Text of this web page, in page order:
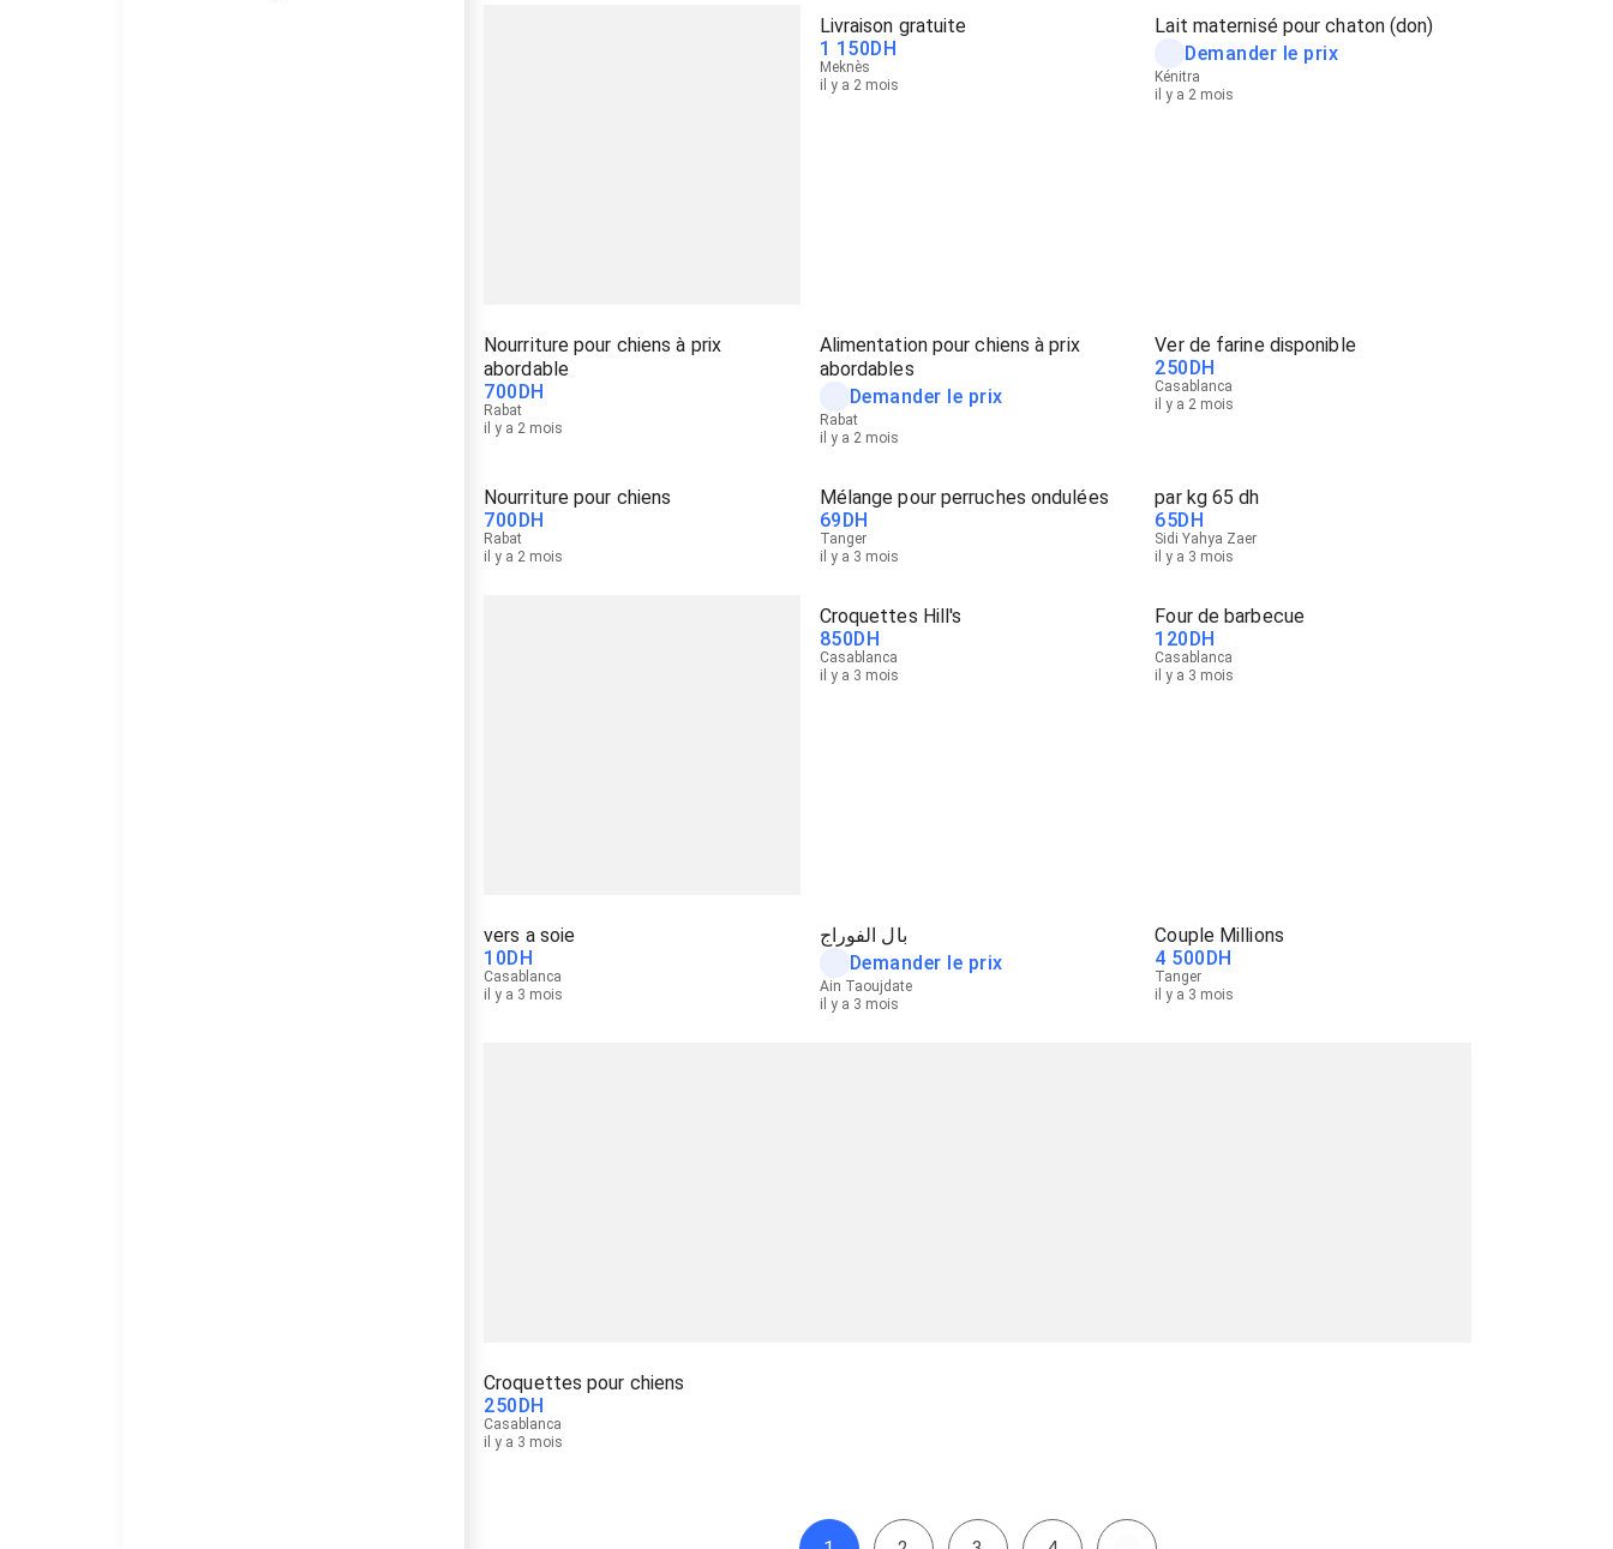
Livraison gratuite
1 150 DH
Meknès
il y a 2 mois
Lait maternisé pour chaton (don)
Demander le prix
Kénitra
il y a 2 mois
Nourriture pour chiens à prix
abordable
700 DH
Rabat
il y a 2 mois
Alimentation pour chiens à prix
abordables
Demander le prix
Rabat
il y a 2 mois
Ver de farine disponible
250 DH
Casablanca
il y a 2 mois
Nourriture pour chiens
700 DH
Rabat
il y a 2 mois
Mélange pour perruches ondulées
69 DH
Tanger
il y a 3 mois
par kg 65 dh
65DH
Sidi Yahya Zaer
il y a 3 mois
Croquettes Hill's
850 DH
Casablanca
il y a 3 mois
Four de barbecue
120 DH
Casablanca
il y a 3 mois
vers a soie
10 DH
Casablanca
il y a 3 mois
بال الفوراج
Demander le prix
Ain Taoujdate
il y a 3 mois
Couple Millions
4 500 DH
Tanger
il y a 3 mois
Croquettes pour chiens
250 DH
Casablanca
il y a 3 mois